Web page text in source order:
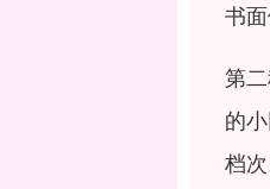
书
第
的
档